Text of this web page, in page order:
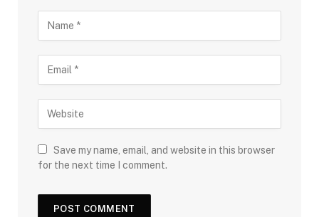
Save my name, email, and website in this browser
for the next time I comment.